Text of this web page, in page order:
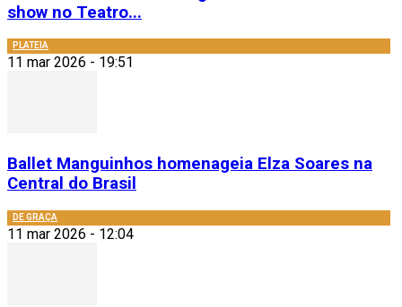
show no Teatro...
PLATEIA
11 mar 2026 - 19:51
Ballet Manguinhos homenageia Elza Soares na
Central do Brasil
DE GRAÇA
11 mar 2026 - 12:04